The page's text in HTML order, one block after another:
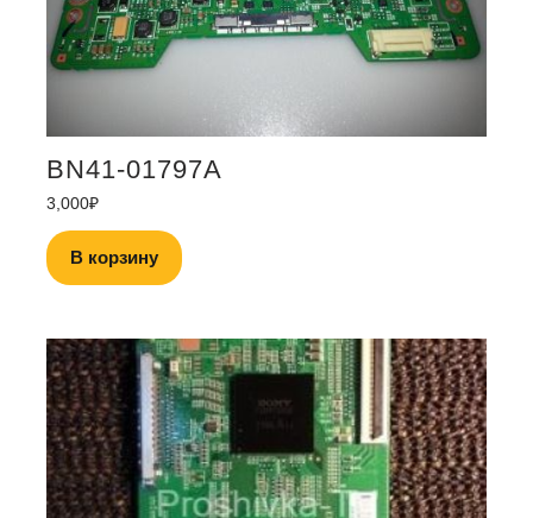
BN41-01797A
3,000₽
В корзину